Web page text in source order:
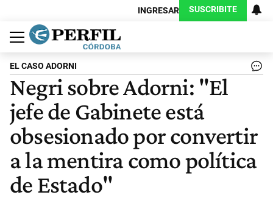
INGRESAR SUSCRIBITE
Política
Economía
Judiciales
Sociedad
Cultura
Espectáculos
Deportes
Protagonistas
EL CASO ADORNI
Negri sobre Adorni: "El
jefe de Gabinete está
obsesionado por convertir
a la mentira como política
de Estado"